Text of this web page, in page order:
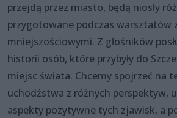
przejdą przez miasto, będą niosły
przygotowane podczas warsztatów
mniejszościowymi. Z głośników
historii osób, które przybyły do
miejsc świata. Chcemy spojrzeć na
uchodźstwa z różnych perspektyw,
aspekty pozytywne tych zjawisk, a